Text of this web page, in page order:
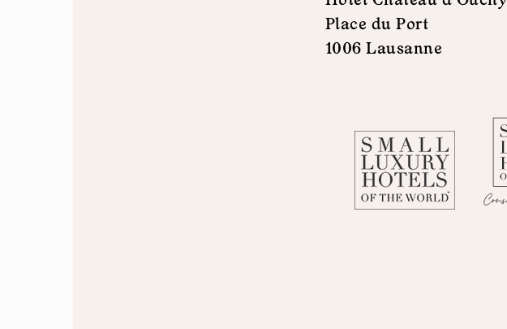
Place du Port
1006 Lausanne